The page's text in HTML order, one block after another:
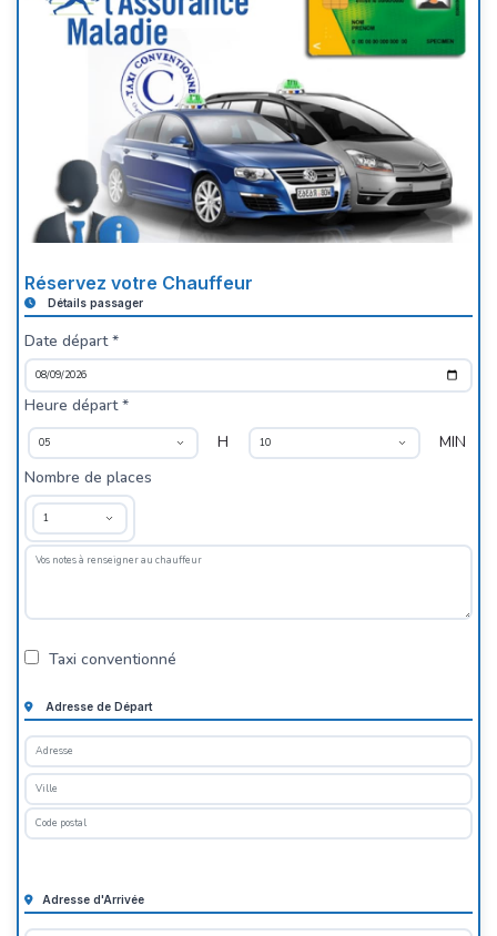
Réservez votre Chauffeur
Détails passager
Date départ *
Heure départ *
H
MIN
Nombre de places
Taxi conventionné
Adresse de Départ
Adresse d'Arrivée